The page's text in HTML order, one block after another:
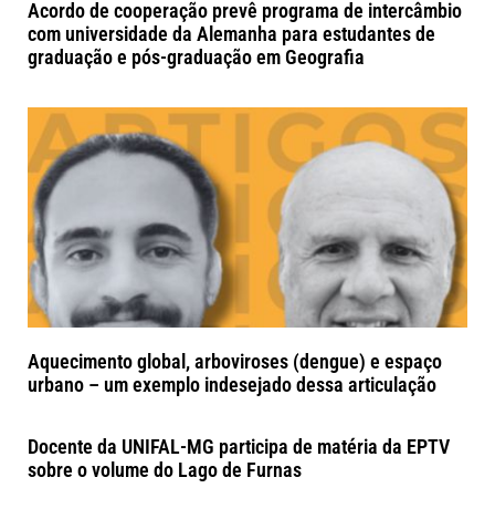
Acordo de cooperação prevê programa de intercâmbio
com universidade da Alemanha para estudantes de
graduação e pós-graduação em Geografia
Aquecimento global, arboviroses (dengue) e espaço
urbano – um exemplo indesejado dessa articulação
Docente da UNIFAL-MG participa de matéria da EPTV
sobre o volume do Lago de Furnas